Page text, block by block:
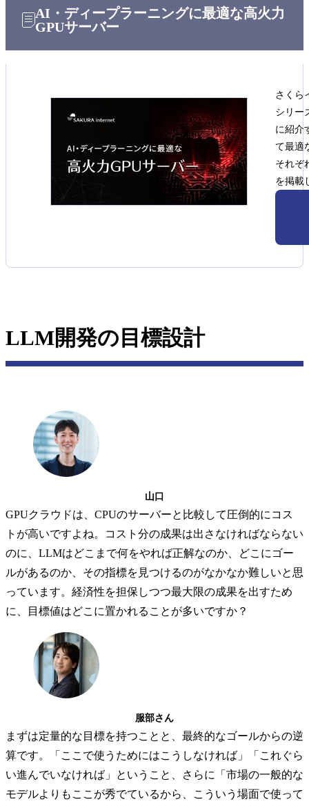
AI・ディープラーニングに最適な高火力
GPUサーバー
さくら
シリー
に紹介
て最適
それぞ
を掲載
LLM開発の目標設計
山口
GPUクラウドは、CPUのサーバーと比較して圧倒的にコス
トが高いですよね。コスト分の成果は出さなければならない
のに、LLMはどこまで何をやれば正解なのか、どこにゴー
ルがあるのか、その指標を見つけるのがなかなか難しいと思
っています。経済性を担保しつつ最大限の成果を出すため
に、目標値はどこに置かれることが多いですか？
服部さん
まずは定量的な目標を持つことと、最終的なゴールからの逆
算です。「ここで使うためにはこうしなければ」「これぐら
い進んでいなければ」ということ、さらに「市場の一般的な
モデルよりもここが秀でているから、こういう場面で使って